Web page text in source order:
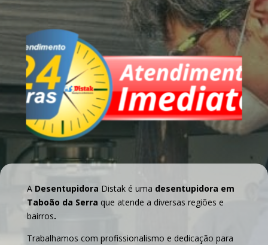
A Desentupidora Distak é uma desentupidora em
Taboão da Serra que atende a diversas regiões e
bairros.
Trabalhamos com profissionalismo e dedicação para